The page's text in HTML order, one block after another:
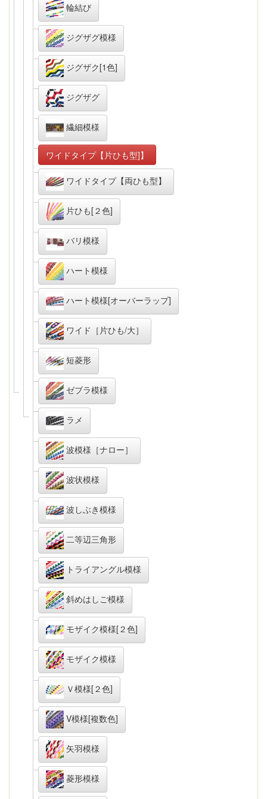
輪結び
ジグザグ模様
ジグザク[1色]
ジグザグ
繊細模様
ワイドタイプ【片ひも型]】
ワイドタイプ【両ひも型】
片ひも[２色]
バリ模様
ハート模様
ハート模様[オーバーラップ]
ワイド［片ひも/大］
短菱形
ゼブラ模様
ラメ
波模様［ナロー］
波状模様
波しぶき模様
二等辺三角形
トライアングル模様
斜めはしご模様
モザイク模様[２色]
モザイク模様
Ｖ模様[２色]
V模様[複数色]
矢羽模様
菱形模様